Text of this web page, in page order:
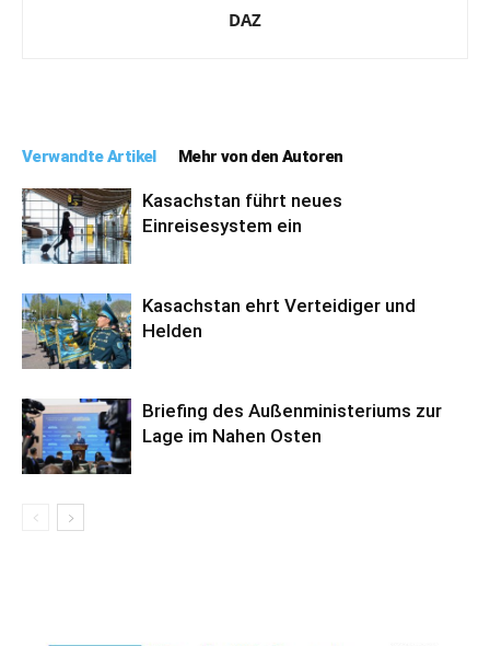
DAZ
Verwandte Artikel Mehr von den Autoren
Kasachstan führt neues
Einreisesystem ein
Kasachstan ehrt Verteidiger und
Helden
Briefing des Außenministeriums zur
Lage im Nahen Osten